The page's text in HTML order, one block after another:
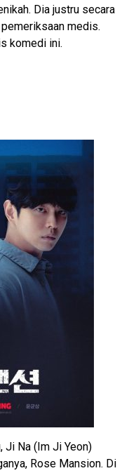
Dia justru secara
medis.
komedi ini.
Ji Na (Im Ji Yeon)
Rose Mansion. Di